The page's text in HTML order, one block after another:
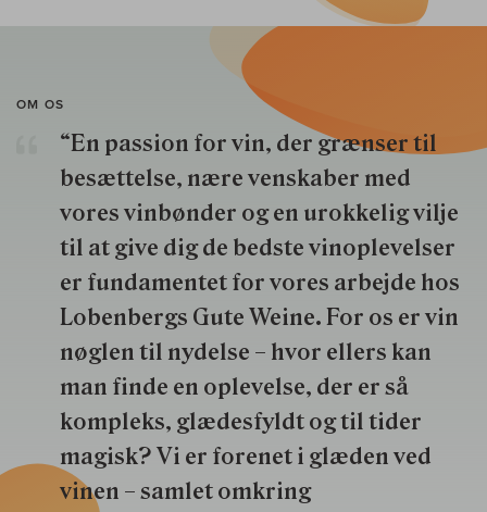
OM OS
“En passion for vin, der grænser til
besættelse, nære venskaber med
vores vinbønder og en urokkelig vilje
til at give dig de bedste vinoplevelser
er fundamentet for vores arbejde hos
Lobenbergs Gute Weine. For os er vin
nøglen til nydelse – hvor ellers kan
man finde en oplevelse, der er så
kompleks, glædesfyldt og til tider
magisk? Vi er forenet i glæden ved
vinen – samlet omkring